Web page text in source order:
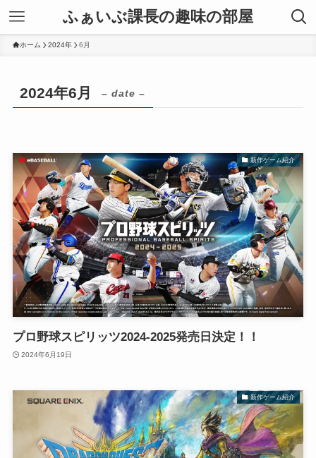
ふぁいぶ課長の趣味の部屋
ホーム 2024年 6月
2024年6月 – date –
新作ゲーム紹介
プロ野球スピリッツ2024-2025発売日決定！！
2024年6月19日
新作ゲーム紹介